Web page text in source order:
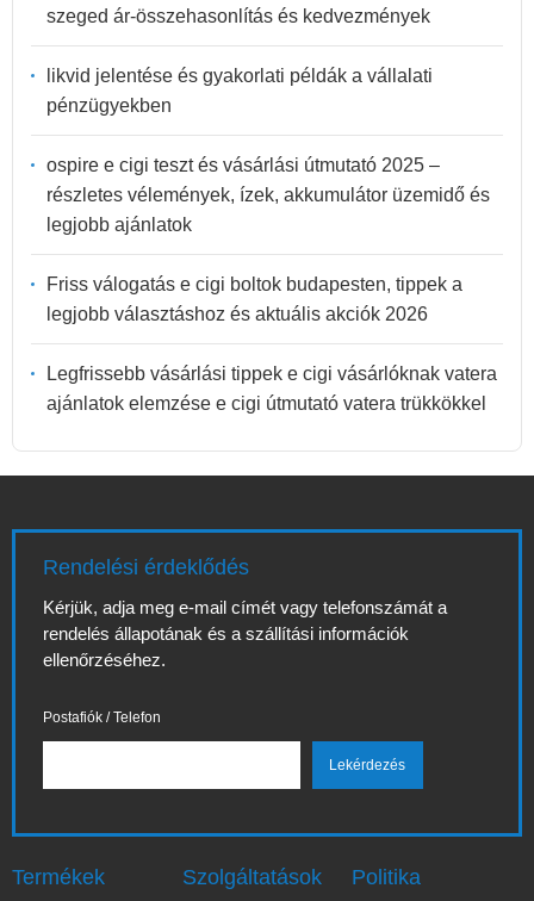
szeged ár-összehasonlítás és kedvezmények
likvid jelentése és gyakorlati példák a vállalati
pénzügyekben
ospire e cigi teszt és vásárlási útmutató 2025 –
részletes vélemények, ízek, akkumulátor üzemidő és
legjobb ajánlatok
Friss válogatás e cigi boltok budapesten, tippek a
legjobb választáshoz és aktuális akciók 2026
Legfrissebb vásárlási tippek e cigi vásárlóknak vatera
ajánlatok elemzése e cigi útmutató vatera trükkökkel
Rendelési érdeklődés
Kérjük, adja meg e-mail címét vagy telefonszámát a
rendelés állapotának és a szállítási információk
ellenőrzéséhez.
Postafiók / Telefon
Termékek Szolgáltatások Politika